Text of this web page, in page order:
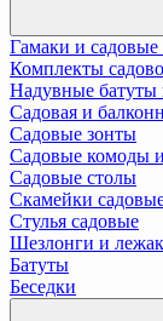
Гамаки и садовые
Комплекты
Надувные батуты
Садовая и
Садовые зонты
Садовые комоды
Садовые столы
Скамейки
Стулья садовые
Шезлонги и
Батуты
Беседки